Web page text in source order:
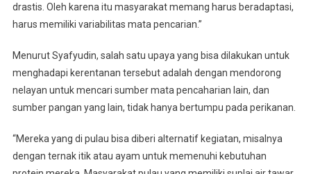
drastis. Oleh karena itu masyarakat memang harus beradaptasi,
harus memiliki variabilitas mata pencarian.”
Menurut Syafyudin, salah satu upaya yang bisa dilakukan untuk
menghadapi kerentanan tersebut adalah dengan mendorong
nelayan untuk mencari sumber mata pencaharian lain, dan
sumber pangan yang lain, tidak hanya bertumpu pada perikanan.
“Mereka yang di pulau bisa diberi alternatif kegiatan, misalnya
dengan ternak itik atau ayam untuk memenuhi kebutuhan